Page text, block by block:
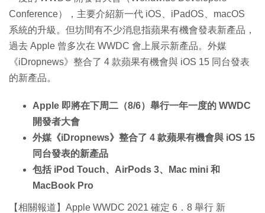
Conference），主要介紹新一代 iOS、iPadOS、macOS
系統的升級。但坊間有不少消息指蘋果有機會發表新產品，
過去 Apple 曾多次在 WWDC 會上展示新產品。外媒
《iDropnews》整合了 4 款蘋果有機會與 iOS 15 同台發表
的新產品。
Apple 即將在下周二（8/6）舉行一年一度的 WWDC
開發者大會
外媒《iDropnews》整合了 4 款蘋果有機會與 iOS 15
同台發表的新產品
包括 iPod Touch、AirPods 3、Mac mini 和
MacBook Pro
【相關報道】Apple WWDC 2021 確定 6．8 舉行 新